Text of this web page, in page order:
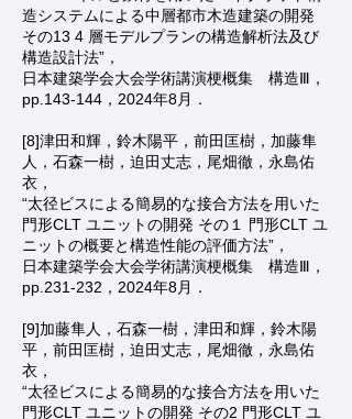
造システムによる中層都市木造建築の開発
その13 4 層モデルプランの構造解析法及び
構造設計法”，
日本建築学会大会学術講演梗概集 構造Ⅲ，
pp.143-144，2024年8月．
[8]津田和輝，鈴木陽平，前田匡樹，加藤隼
人，石森一樹，迫田丈志，尾畑徹，永島佑
衣，
“太径ビスによる簡易的な接合方法を用いた
門形CLT ユニットの開発 その１ 門形CLT ユ
ニットの概要と構造性能の評価方法”，
日本建築学会大会学術講演梗概集 構造Ⅲ，
pp.231-232，2024年8月．
​[9]加藤隼人，石森一樹，津田和輝，鈴木陽
平，前田匡樹，迫田丈志，尾畑徹，永島佑
衣，
“太径ビスによる簡易的な接合方法を用いた
門形CLT ユニットの開発 その2 門形CLT ユ